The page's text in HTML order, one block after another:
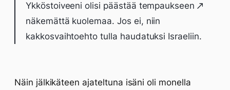
Ykköstoiveeni olisi päästää tempaukseen
näkemättä kuolemaa. Jos ei, niin
kakkosvaihtoehto tulla haudatuksi Israeliin.
Näin jälkikäteen ajateltuna isäni oli monella